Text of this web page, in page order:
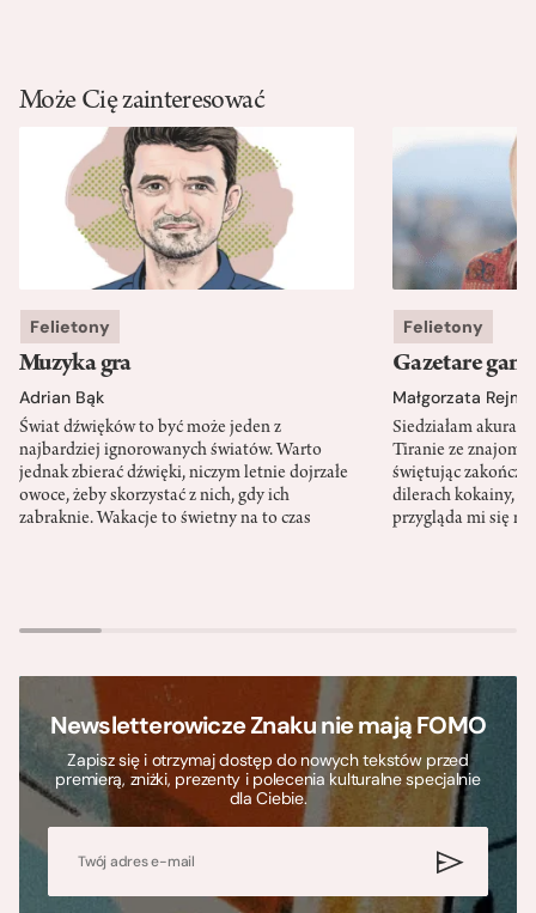
Może Cię zainteresować
Felietony
Muzyka gra
Adrian Bąk
Świat dźwięków to być może jeden z
najbardziej ignorowanych światów. Warto
jednak zbierać dźwięki, niczym letnie dojrzałe
owoce, żeby skorzystać z nich, gdy ich
zabraknie. Wakacje to świetny na to czas
Felietony
Gazetare
Małgorzata
Siedziałam akurat
Tiranie ze
świętując
dilerach kokainy,
przygląda mi się
Newsletterowicze Znaku nie mają FOMO
Zapisz się i otrzymaj dostęp do nowych tekstów przed
premierą, zniżki, prezenty i polecenia kulturalne specjalnie
dla Ciebie.